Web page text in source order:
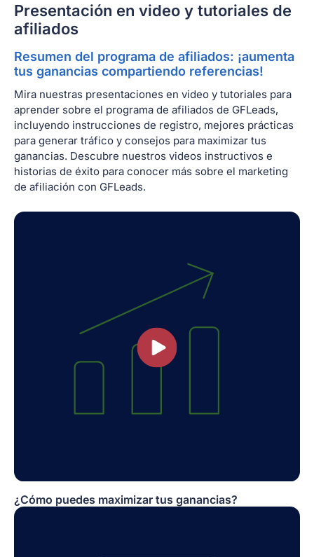
Presentación en video y tutoriales de
afiliados
Resumen del programa de afiliados: ¡aumenta
tus ganancias compartiendo referencias!
Mira nuestras presentaciones en video y tutoriales para
aprender sobre el programa de afiliados de GFLeads,
incluyendo instrucciones de registro, mejores prácticas
para generar tráfico y consejos para maximizar tus
ganancias. Descubre nuestros videos instructivos e
historias de éxito para conocer más sobre el marketing
de afiliación con GFLeads.
¿Cómo puedes maximizar tus ganancias?